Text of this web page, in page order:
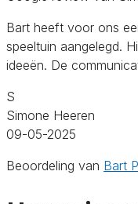
Bart heeft voor ons
speeltuin aangelegd.
ideeën. De
S
Simone Heeren
09-05-2025
Beoordeling van Bart